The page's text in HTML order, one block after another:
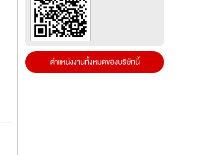
ตำแหน่งงานทั้งหมดของบริษัทนี้